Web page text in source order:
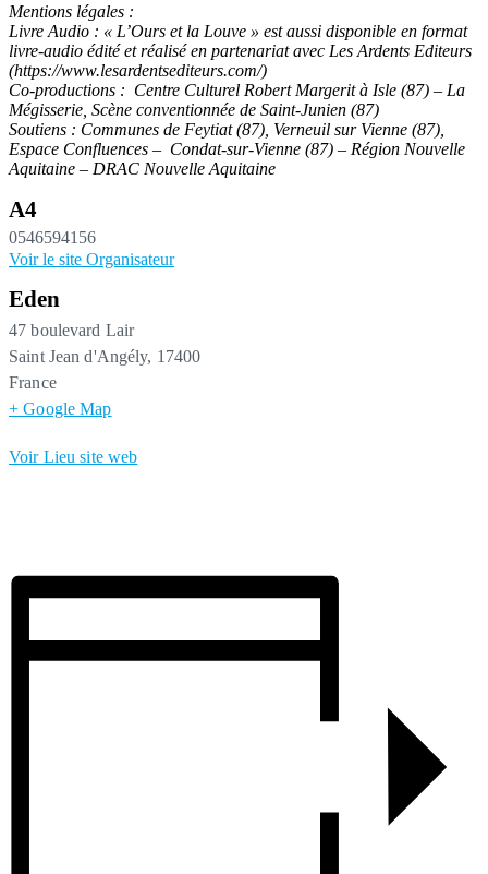
Mentions légales :
Livre Audio : « L’Ours et la Louve » est aussi disponible en format
livre-audio édité et réalisé en partenariat avec Les Ardents Editeurs
(https://www.lesardentsediteurs.com/)
Co-productions : Centre Culturel Robert Margerit à Isle (87) – La
Mégisserie, Scène conventionnée de Saint-Junien (87)
Soutiens : Communes de Feytiat (87), Verneuil sur Vienne (87),
Espace Confluences – Condat-sur-Vienne (87) – Région Nouvelle
Aquitaine – DRAC Nouvelle Aquitaine
A4
0546594156
Voir le site Organisateur
Eden
47 boulevard Lair
Saint Jean d'Angély, 17400
France
+ Google Map
Voir Lieu site web